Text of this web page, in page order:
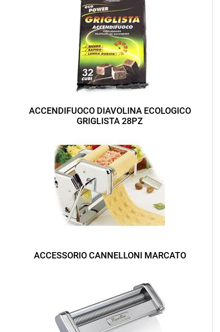
ACCENDIFUOCO DIAVOLINA ECOLOGICO
GRIGLISTA 28PZ
ACCESSORIO CANNELLONI MARCATO